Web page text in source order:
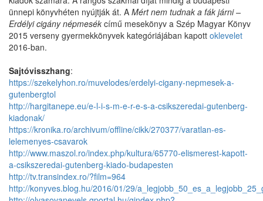
ünnepi könyvhéten nyújtják át. A Mért nem tudnak a fák járni –
Erdélyi cigány népmesék című mesekönyv a Szép Magyar Könyv
2015 verseny gyermekkönyvek kategóriájában kapott oklevelet
2016-ban.
Sajtóvisszhang:
https://szekelyhon.ro/muvelodes/erdelyi-cigany-nepmesek-a-
gutenbergtol
http://hargitanepe.eu/e-l-i-s-m-e-r-e-s-a-csikszeredai-gutenberg-
kiadonak/
https://kronika.ro/archivum/offline/cikk/270377/varatlan-es-
lelemenyes-csavarok
http://www.maszol.ro/index.php/kultura/65770-elismerest-kapott-
a-csikszeredai-gutenberg-kiado-budapesten
http://tv.transindex.ro/?film=964
http://konyves.blog.hu/2016/01/29/